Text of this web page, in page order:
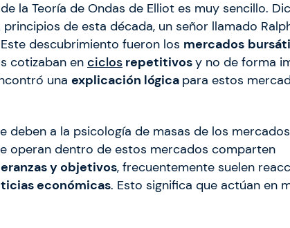
la Teoría de Ondas de Elliot es muy sencillo.
principios de esta década, un señor llamado
descubrimiento fueron los mercados
cotizaban en ciclos repetitivosy no de forma
una explicación lógica para estos
deben a la psicología de masas de los
operan dentro de estos mercados comparten
y objetivos, frecuentemente suelen
económicas. Esto significa que actúan en